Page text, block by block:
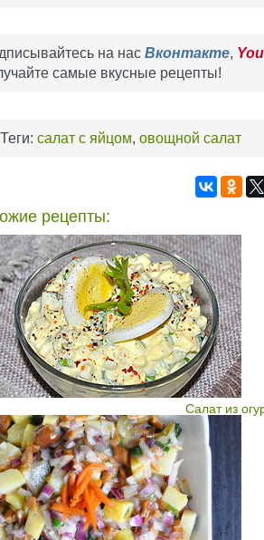
на нас Вконтакте,
самые вкусные рецепты!
Теги: салат с яйцом, овощной салат
рецепты:
Салат из